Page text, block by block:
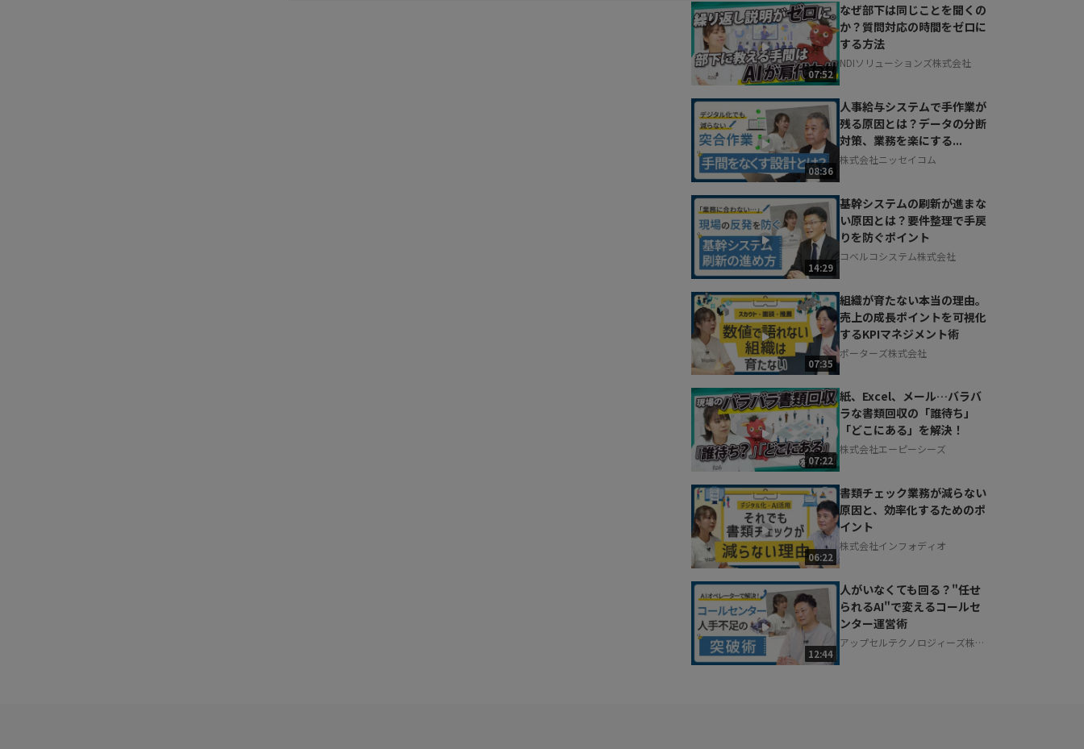
07:52
なぜ部下は同じことを聞くの
か？質問対応の時間をゼロに
する方法
NDIソリューションズ株式会社
08:36
人事給与システムで手作業が
残る原因とは？データの分断
対策、業務を楽にする...
株式会社ニッセイコム
14:29
基幹システムの刷新が進まな
い原因とは？要件整理で手戻
りを防ぐポイント
コベルコシステム株式会社
07:35
組織が育たない本当の理由。
売上の成長ポイントを可視化
するKPIマネジメント術
ポーターズ株式会社
07:22
紙、Excel、メール…バラバ
ラな書類回収の「誰待ち」
「どこにある」を解決！
株式会社エーピーシーズ
06:22
書類チェック業務が減らない
原因と、効率化するためのポ
イント
株式会社インフォディオ
12:44
人がいなくても回る？"任せ
られるAI"で変えるコールセ
ンター運営術
アップセルテクノロジィーズ株式